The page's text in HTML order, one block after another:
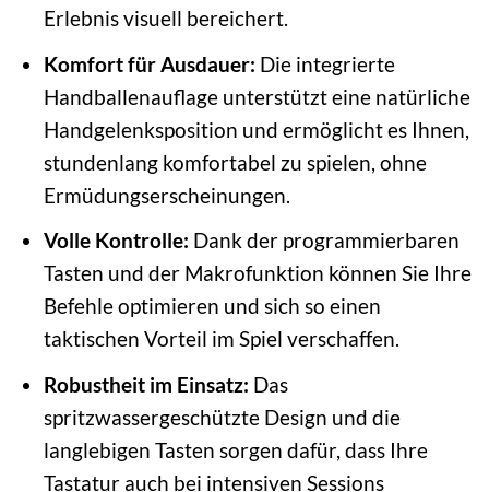
Erlebnis visuell bereichert.
Komfort für Ausdauer: Die integrierte
Handballenauflage unterstützt eine natürliche
Handgelenksposition und ermöglicht es Ihnen,
stundenlang komfortabel zu spielen, ohne
Ermüdungserscheinungen.
Volle Kontrolle: Dank der programmierbaren
Tasten und der Makrofunktion können Sie Ihre
Befehle optimieren und sich so einen
taktischen Vorteil im Spiel verschaffen.
Robustheit im Einsatz: Das
spritzwassergeschützte Design und die
langlebigen Tasten sorgen dafür, dass Ihre
Tastatur auch bei intensiven Sessions